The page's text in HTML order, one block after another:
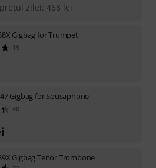
zilei: 468 lei
Gigbag for Trumpet
19
Gigbag for Sousaphone
40
Gigbag Tenor Trombone